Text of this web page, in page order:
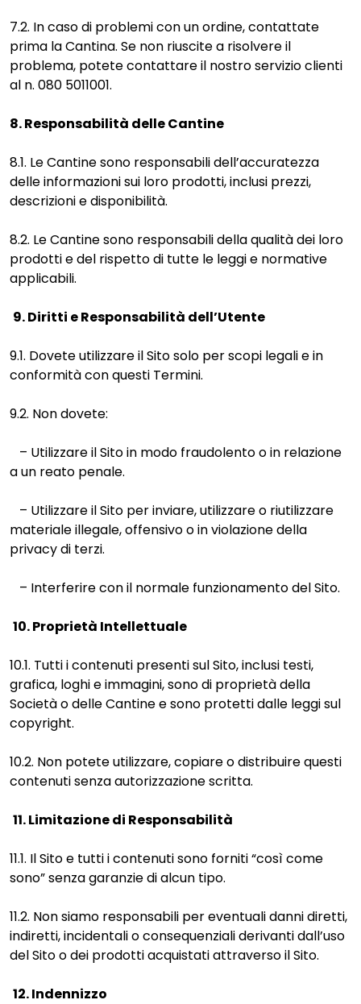
7.2. In caso di problemi con un ordine, contattate
prima la Cantina. Se non riuscite a risolvere il
problema, potete contattare il nostro servizio clienti
al n. 080 5011001.
8. Responsabilità delle Cantine
8.1. Le Cantine sono responsabili dell’accuratezza
delle informazioni sui loro prodotti, inclusi prezzi,
descrizioni e disponibilità.
8.2. Le Cantine sono responsabili della qualità dei loro
prodotti e del rispetto di tutte le leggi e normative
applicabili.
9. Diritti e Responsabilità dell’Utente
9.1. Dovete utilizzare il Sito solo per scopi legali e in
conformità con questi Termini.
9.2. Non dovete:
– Utilizzare il Sito in modo fraudolento o in relazione
a un reato penale.
– Utilizzare il Sito per inviare, utilizzare o riutilizzare
materiale illegale, offensivo o in violazione della
privacy di terzi.
– Interferire con il normale funzionamento del Sito.
10. Proprietà Intellettuale
10.1. Tutti i contenuti presenti sul Sito, inclusi testi,
grafica, loghi e immagini, sono di proprietà della
Società o delle Cantine e sono protetti dalle leggi sul
copyright.
10.2. Non potete utilizzare, copiare o distribuire questi
contenuti senza autorizzazione scritta.
11. Limitazione di Responsabilità
11.1. Il Sito e tutti i contenuti sono forniti “così come
sono” senza garanzie di alcun tipo.
11.2. Non siamo responsabili per eventuali danni diretti,
indiretti, incidentali o consequenziali derivanti dall’uso
del Sito o dei prodotti acquistati attraverso il Sito.
12. Indennizzo